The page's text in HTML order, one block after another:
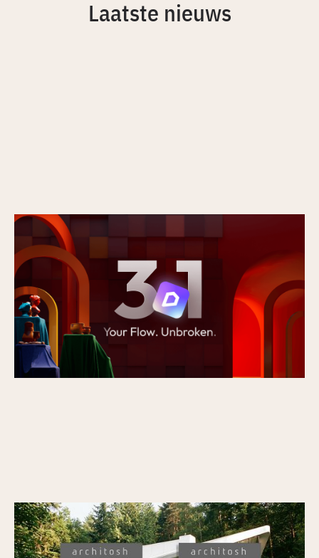
Laatste nieuws
Nieuw in D5 3.1: van rendering naar een
volledig presentatieplatform
Gepubliceerd op 16/7/2026
Veras wint Architosh's BEST of SHOW in
Visualisatie en de Economics Prize op AIA26